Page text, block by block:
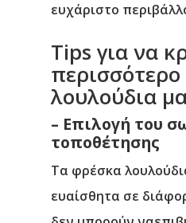
ευχάριστο
Tips για να
λουλούδια
– Επιλογή του
τοποθέτησης
Τα φρέσκα
ευαίσθητα σε